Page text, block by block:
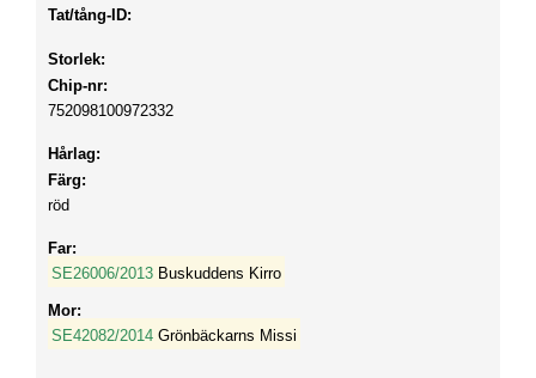
Tat/tång-ID:
Storlek:
Chip-nr:
752098100972332
Hårlag:
Färg:
röd
Far:
SE26006/2013 Buskuddens Kirro
Mor:
SE42082/2014 Grönbäckarns Missi